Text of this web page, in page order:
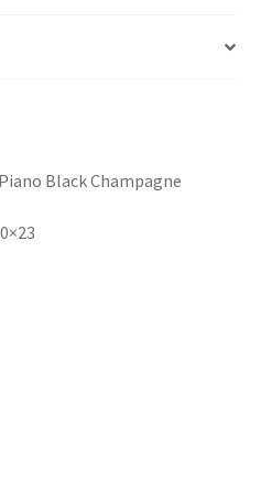
Black Champagne